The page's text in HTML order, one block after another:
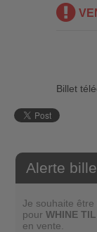
Billet
Alerte
Je souhaite
pourWHINE
en vente.